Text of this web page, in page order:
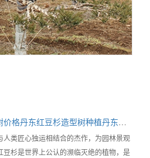
价格丹东红豆杉造型树种植丹东红豆杉造型树基地
人类匠心独运相结合的杰作，为园林景观
豆杉是世界上公认的濒临灭绝的植物，是